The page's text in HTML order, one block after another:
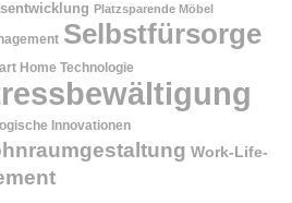
Platzsparende Möbel
Selbstfürsorge
Home Technologie
Innovationen
Work-Life-